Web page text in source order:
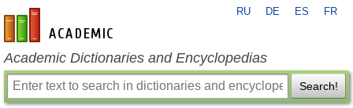
en-academic.com
RU DE ES FR
Academic Dictionaries and Encyclopedias
Search!